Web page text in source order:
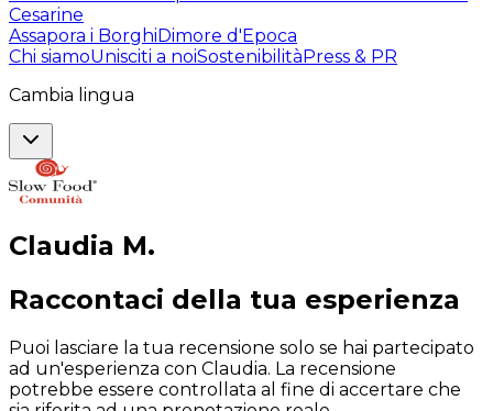
Cesarine
Assapora i BorghiDimore d'Epoca
Chi siamoUnisciti a noiSostenibilitàPress & PR
Cambia lingua
Claudia M.
Raccontaci della tua esperienza
Puoi lasciare la tua recensione solo se hai partecipato
ad un'esperienza con Claudia. La recensione
potrebbe essere controllata al fine di accertare che